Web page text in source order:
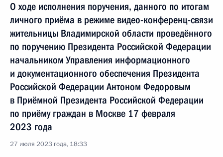
О ходе исполнения поручения, данного по итогам
личного приёма в режиме видео-конференц-связи
жительницы Владимирской области проведённого
по поручению Президента Российской Федерации
начальником Управления информационного
и документационного обеспечения Президента
Российской Федерации Антоном Федоровым
в Приёмной Президента Российской Федерации
по приёму граждан в Москве 17 февраля
2023 года
27 июля 2023 года, 18:33